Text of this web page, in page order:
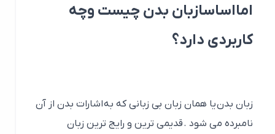
امااساسازبان بدن چیست وچه
کاربردی دارد؟
زبان بدن یا همان زبان بی زبانی که بهاشارات بدن از آن
نامبرده می شود .قدیمی ترین و رایج ترین زبان